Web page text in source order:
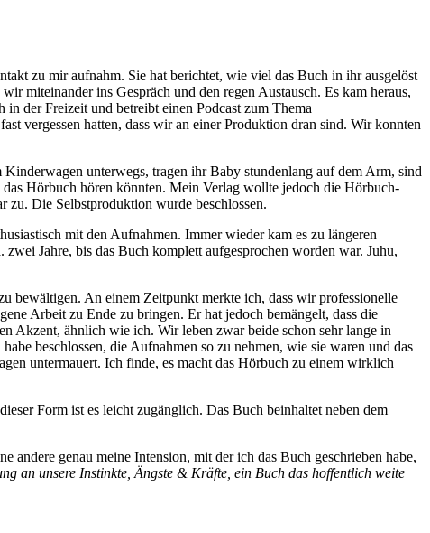
zu mir aufnahm. Sie hat berichtet, wie viel das Buch in ihr ausgelöst
miteinander ins Gespräch und den regen Austausch. Es kam heraus,
der Freizeit und betreibt einen Podcast zum Thema
vergessen hatten, dass wir an einer Produktion dran sind. Wir konnten
unterwegs, tragen ihr Baby stundenlang auf dem Arm, sind
Hörbuch hören könnten. Mein Verlag wollte jedoch die Hörbuch-
zu. Die Selbstproduktion wurde beschlossen.
mit den Aufnahmen. Immer wieder kam es zu längeren
Jahre, bis das Buch komplett aufgesprochen worden war. Juhu,
bewältigen. An einem Zeitpunkt merkte ich, dass wir professionelle
Arbeit zu Ende zu bringen. Er hat jedoch bemängelt, dass die
Akzent, ähnlich wie ich. Wir leben zwar beide schon sehr lange in
beschlossen, die Aufnahmen so zu nehmen, wie sie waren und das
untermauert. Ich finde, es macht das Hörbuch zu einem wirklich
Form ist es leicht zugänglich. Das Buch beinhaltet neben dem
andere genau meine Intension, mit der ich das Buch geschrieben habe,
an unsere Instinkte, Ängste & Kräfte, ein Buch das hoffentlich weite